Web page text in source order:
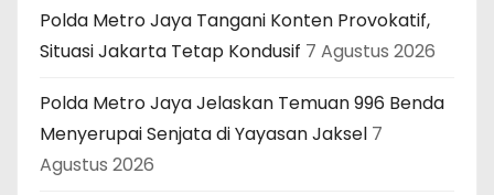
Polda Metro Jaya Tangani Konten Provokatif,
Situasi Jakarta Tetap Kondusif 7 Agustus 2026
Polda Metro Jaya Jelaskan Temuan 996 Benda
Menyerupai Senjata di Yayasan Jaksel 7
Agustus 2026